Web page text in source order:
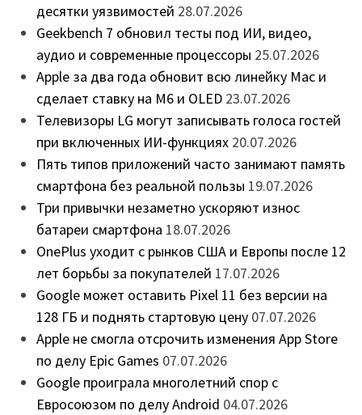
десятки уязвимостей 28.07.2026
Geekbench 7 обновил тесты под ИИ, видео,
аудио и современные процессоры 25.07.2026
Apple за два года обновит всю линейку Mac и
сделает ставку на M6 и OLED 23.07.2026
Телевизоры LG могут записывать голоса гостей
при включенных ИИ-функциях 20.07.2026
Пять типов приложений часто занимают память
смартфона без реальной пользы 19.07.2026
Три привычки незаметно ускоряют износ
батареи смартфона 18.07.2026
OnePlus уходит с рынков США и Европы после 12
лет борьбы за покупателей 17.07.2026
Google может оставить Pixel 11 без версии на
128 ГБ и поднять стартовую цену 07.07.2026
Apple не смогла отсрочить изменения App Store
по делу Epic Games 07.07.2026
Google проиграла многолетний спор с
Евросоюзом по делу Android 04.07.2026